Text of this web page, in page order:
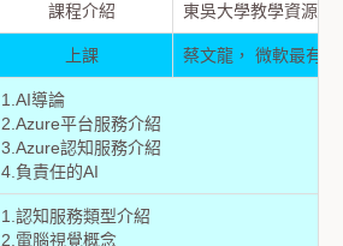
課程介紹 東吳大學教學資源中
上課 蔡文龍， 微軟最有
1.AI導論
2.Azure平台服務介紹
3.Azure認知服務介紹
4.負責任的AI
1.認知服務類型介紹
2.電腦視覺概念